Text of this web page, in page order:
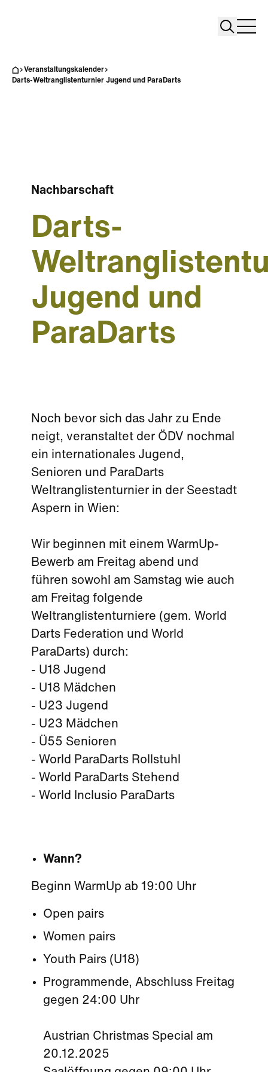
Search
Veranstaltungskalender
Darts-Weltranglistenturnier Jugend und ParaDarts
Nachbarschaft
Darts-
Jugend und
ParaDarts
Noch bevor sich das Jahr zu Ende
neigt, veranstaltet der ÖDV nochmal
ein internationales Jugend,
Senioren und ParaDarts
Weltranglistenturnier in der Seestadt
Aspern in Wien:
Wir beginnen mit einem WarmUp-
Bewerb am Freitag abend und
führen sowohl am Samstag wie auch
am Freitag folgende
Weltranglistenturniere (gem. World
Darts Federation und World
ParaDarts) durch:
- U18 Jugend
- U18 Mädchen
- U23 Jugend
- U23 Mädchen
- Ü55 Senioren
- World ParaDarts Rollstuhl
- World ParaDarts Stehend
- World Inclusio ParaDarts
Wann?
Beginn WarmUp ab 19:00 Uhr
Open pairs
Women pairs
Youth Pairs (U18)
Programmende, Abschluss Freitag
gegen 24:00 Uhr
Austrian Christmas Special am
20.12.2025